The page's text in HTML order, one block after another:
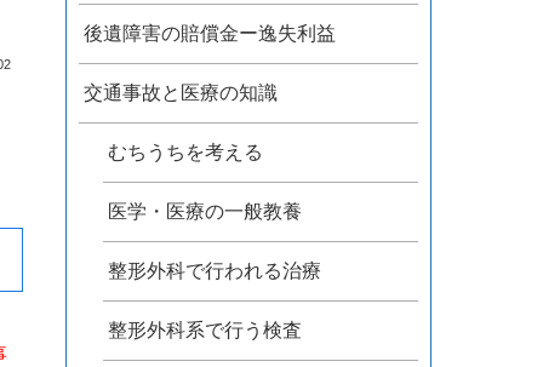
後遺障害の賠償金ー逸失利益
交通事故と医療の知識
むちうちを考える
医学・医療の一般教養
整形外科で行われる治療
整形外科系で行う検査